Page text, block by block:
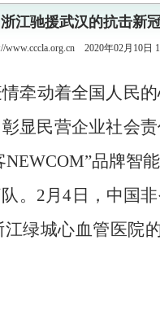
江驰援武汉的抗击新
www.cccla.org.cn 2020年02月10日
牵动着全国人民
显民营企业社会
NEWCOM”品牌智
。 2月4 日，中国
绿城心血管医院